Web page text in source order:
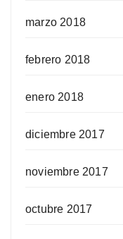
marzo 2018
febrero 2018
enero 2018
diciembre 2017
noviembre 2017
octubre 2017